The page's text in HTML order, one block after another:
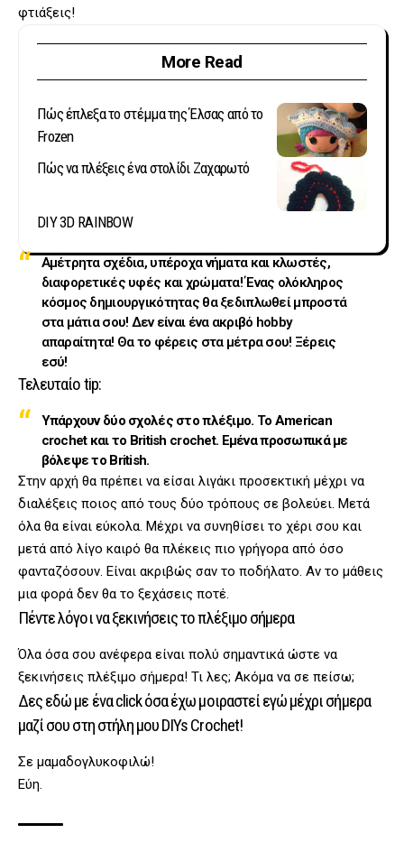
φτιάξεις!
More Read
Πώς έπλεξα το στέμμα της Έλσας από το
Frozen
Πώς να πλέξεις ένα στολίδι Ζαχαρωτό
DIY 3D RAINBOW
Αμέτρητα σχέδια, υπέροχα νήματα και κλωστές,
διαφορετικές υφές και χρώματα! Ένας ολόκληρος
κόσμος δημιουργικότητας θα ξεδιπλωθεί μπροστά
στα μάτια σου! Δεν είναι ένα ακριβό hobby
απαραίτητα! Θα το φέρεις στα μέτρα σου! Ξέρεις
εσύ!
Τελευταίο tip:
Υπάρχουν δύο σχολές στο πλέξιμο. Το American
crochet και το British crochet. Εμένα προσωπικά με
βόλεψε το British.
Στην αρχή θα πρέπει να είσαι λιγάκι προσεκτική μέχρι να
διαλέξεις ποιος από τους δύο τρόπους σε βολεύει. Μετά
όλα θα είναι εύκολα. Μέχρι να συνηθίσει το χέρι σου και
μετά από λίγο καιρό θα πλέκεις πιο γρήγορα από όσο
φανταζόσουν. Είναι ακριβώς σαν το ποδήλατο. Αν το μάθεις
μια φορά δεν θα το ξεχάσεις ποτέ.
Πέντε λόγοι να ξεκινήσεις το πλέξιμο σήμερα
Όλα όσα σου ανέφερα είναι πολύ σημαντικά ώστε να
ξεκινήσεις πλέξιμο σήμερα! Τι λες; Ακόμα να σε πείσω;
Δες εδώ με ένα click όσα έχω μοιραστεί εγώ μέχρι σήμερα
μαζί σου στη στήλη μουDIYs Crochet!
Σε μαμαδογλυκοφιλώ!
Εύη.